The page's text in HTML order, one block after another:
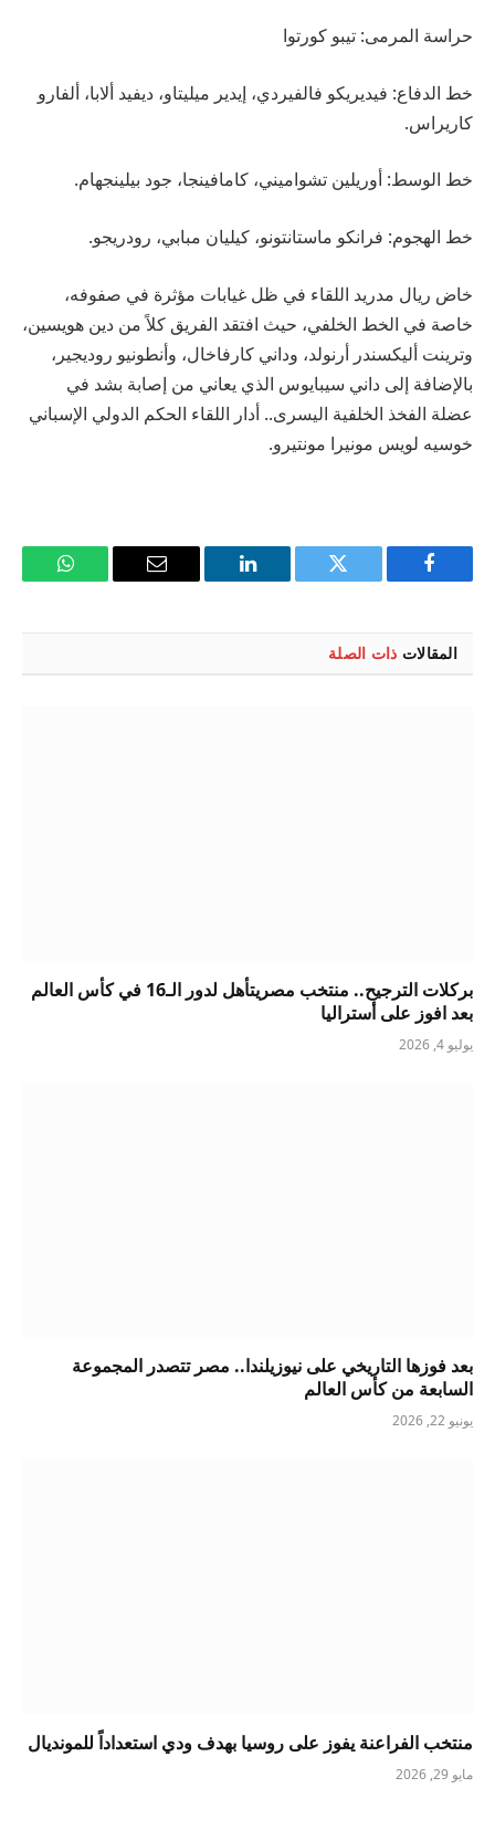
حراسة المرمى: تيبو كورتوا
خط الدفاع: فيديريكو فالفيردي، إيدير ميليتاو، ديفيد ألابا، ألفارو
كاريراس.
خط الوسط: أوريلين تشواميني، كامافينجا، جود بيلينجهام.
خط الهجوم: فرانكو ماستانتونو، كيليان مبابي، رودريجو.
خاض ريال مدريد اللقاء في ظل غيابات مؤثرة في صفوفه،
خاصة في الخط الخلفي، حيث افتقد الفريق كلاً من دين هويسين،
وترينت أليكسندر أرنولد، وداني كارفاخال، وأنطونيو روديجير،
بالإضافة إلى داني سيبايوس الذي يعاني من إصابة بشد في
عضلة الفخذ الخلفية اليسرى.. أدار اللقاء الحكم الدولي الإسباني
خوسيه لويس مونيرا مونتيرو.
فيسبوك تويتر لينكدإن
البريد
واتساب
المقالات ذات الصلة
بركلات الترجيح.. منتخب مصريتأهل لدور الـ16 في كأس العالم
بعد افوز على أستراليا
يوليو 4, 2026
بعد فوزها التاريخي على نيوزيلندا.. مصر تتصدر المجموعة
السابعة من كأس العالم
يونيو 22, 2026
منتخب الفراعنة يفوز على روسيا بهدف ودي استعداداً للمونديال
مايو 29, 2026